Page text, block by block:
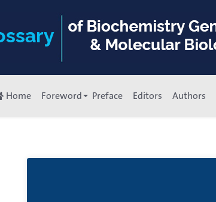
Home Foreword Preface Editors Authors